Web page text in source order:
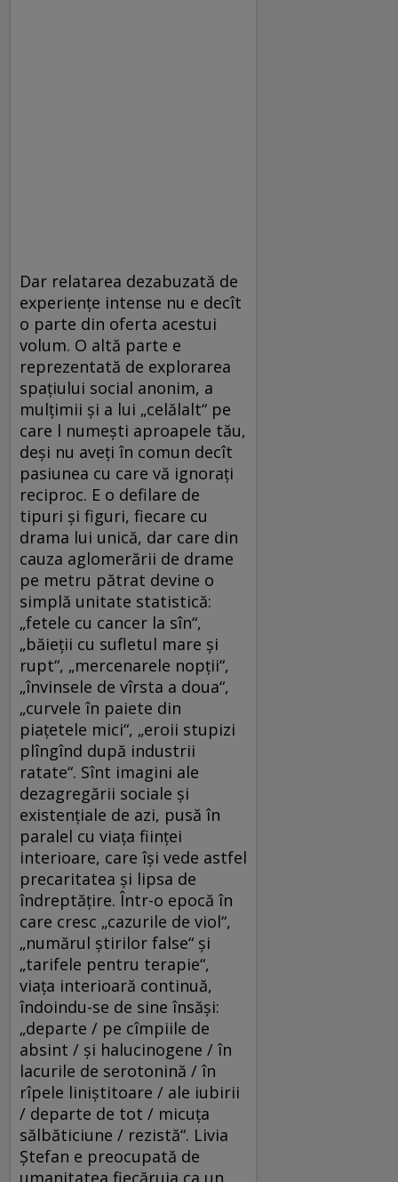
Dar relatarea dezabuzată de
experiențe intense nu e decît
o parte din oferta acestui
volum. O altă parte e
reprezentată de explorarea
spațiului social anonim, a
mulțimii și a lui „celălalt“ pe
care l numești aproapele tău,
deși nu aveți în comun decît
pasiunea cu care vă ignorați
reciproc. E o defilare de
tipuri și figuri, fiecare cu
drama lui unică, dar care din
cauza aglomerării de drame
pe metru pătrat devine o
simplă unitate statistică:
„fetele cu cancer la sîn“,
„băieții cu sufletul mare și
rupt“, „mercenarele nopții“,
„învinsele de vîrsta a doua“,
„curvele în paiete din
piațetele mici“, „eroii stupizi
plîngînd după industrii
ratate“. Sînt imagini ale
dezagregării sociale și
existențiale de azi, pusă în
paralel cu viața ființei
interioare, care își vede astfel
precaritatea și lipsa de
îndreptățire. Într-o epocă în
care cresc „cazurile de viol“,
„numărul știrilor false“ și
„tarifele pentru terapie“,
viața interioară continuă,
îndoindu-se de sine însăși:
„departe / pe cîmpiile de
absint / și halucinogene / în
lacurile de serotonină / în
rîpele liniștitoare / ale iubirii
/ departe de tot / micuța
sălbăticiune / rezistă“. Livia
Ștefan e preocupată de
umanitatea fiecăruia ca un